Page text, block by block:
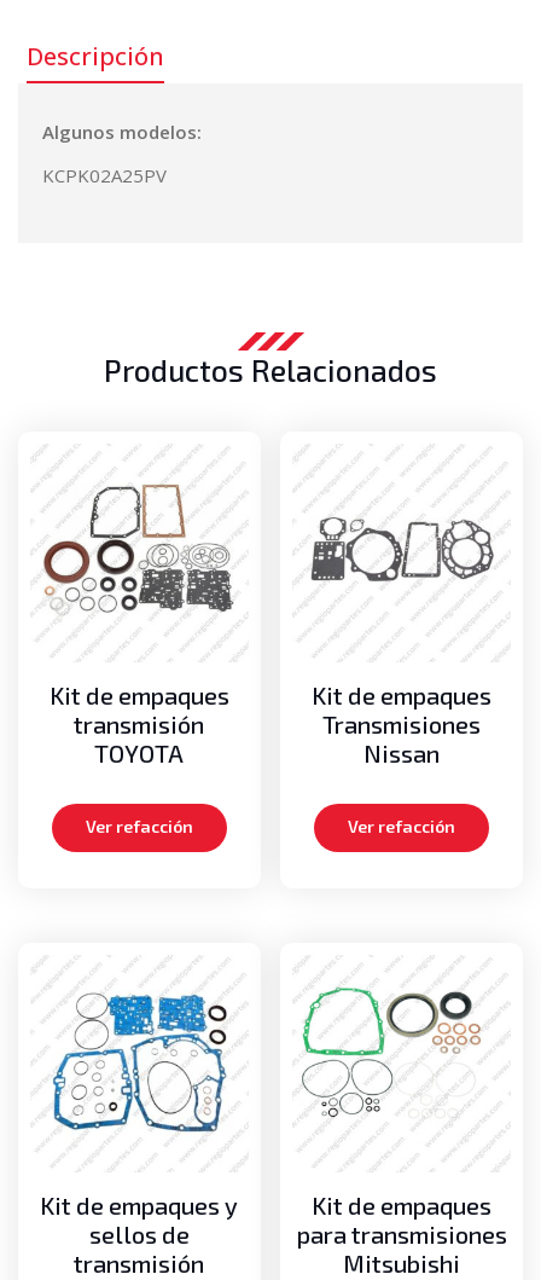
Descripción
Algunos modelos:
KCPK02A25PV
Productos Relacionados
Kit de empaques
transmisión
TOYOTA
Ver refacción
Kit de empaques
Transmisiones
Nissan
Ver refacción
Kit de empaques y
sellos de
transmisión
Kit de empaques
para transmisiones
Mitsubishi